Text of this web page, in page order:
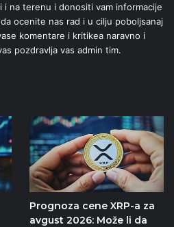
i na terenu i donositi vam informacije
ocenite nas rad i u cilju poboljsanaj
komentare i kritikea naravno i
pozdravlja vas admin tim.
Prognoza cene XRP-a za
avgust 2026: Može li da